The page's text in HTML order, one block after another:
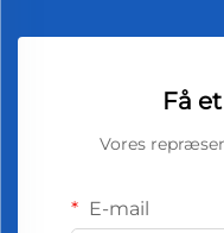
Få
Vores
E-mail